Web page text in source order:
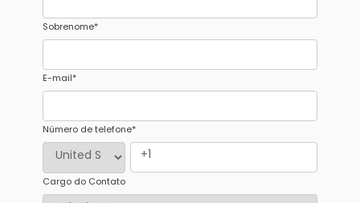
Sobrenome*
E-mail*
Número de telefone*
Cargo do Contato